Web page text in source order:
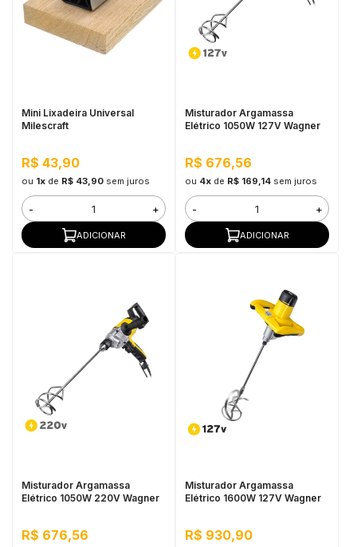
Mini Lixadeira Universal
Milescraft
R$ 43,90
ou 1xde R$ 43,90 sem juros
- +
ADICIONAR
Misturador Argamassa
Elétrico 1050W 127V Wagner
R$ 676,56
ou 4xde R$ 169,14 sem juros
- +
ADICIONAR
Misturador Argamassa
Elétrico 1050W 220V Wagner
R$ 676,56
Misturador Argamassa
Elétrico 1600W 127V Wagner
R$ 930,90